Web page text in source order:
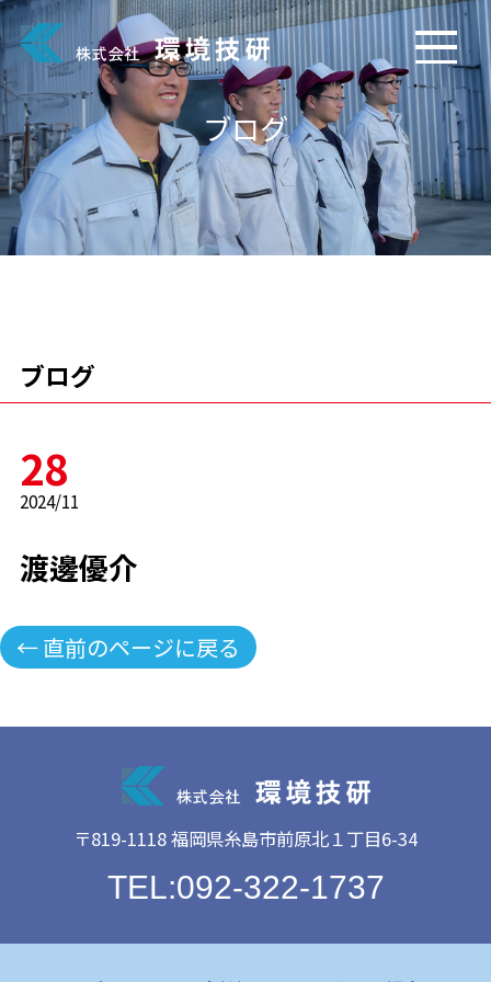
ブログ
ブログ
28
2024/11
渡邊優介
← 直前のページに戻る
〒819-1118 福岡県糸島市前原北１丁目6-34
TEL:092-322-1737